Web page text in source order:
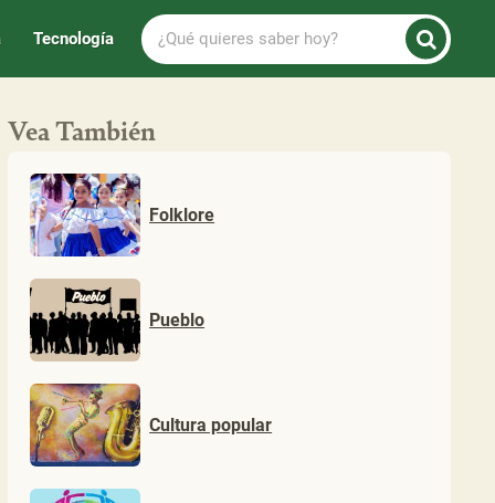
Tecnología
¿Qué
quieres
saber
Vea También
Folklore
Pueblo
Cultura popular